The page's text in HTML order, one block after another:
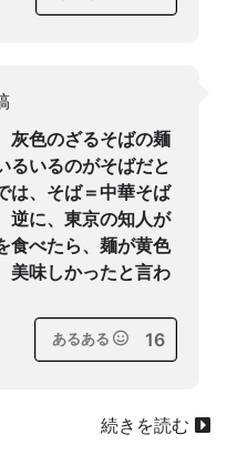
灰色のざるそばの麺
るいるのがそばだと
は、そば＝中華そば
逆に、東京の知人が
食べたら、麺が黄色
美味しかったと言わ
あるある 16
続きを読む